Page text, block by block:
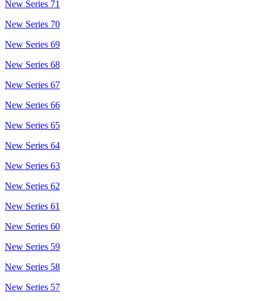
New Series 71
New Series 70
New Series 69
New Series 68
New Series 67
New Series 66
New Series 65
New Series 64
New Series 63
New Series 62
New Series 61
New Series 60
New Series 59
New Series 58
New Series 57